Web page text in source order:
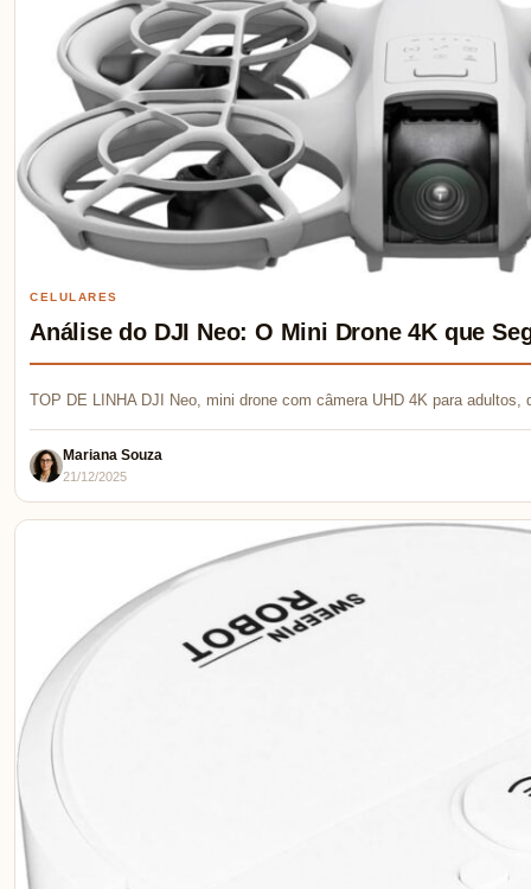
CELULARES
Análise do DJI Neo: O Mini Drone 4K que
TOP DE LINHA DJI Neo, mini drone com câmera UHD 4K para
Mariana Souza
21/12/2025